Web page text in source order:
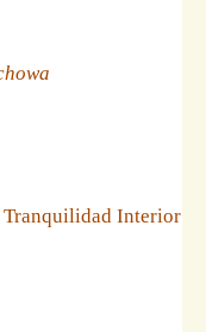
Tranquilidad Interior